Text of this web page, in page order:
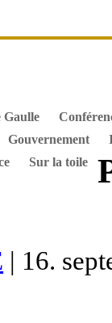
Gaulle
Gouvernement
Sur la toile
| 16.